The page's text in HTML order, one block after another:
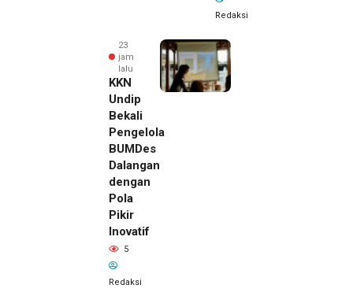
Redaksi
23
jam
lalu
KKN
Undip
Bekali
Pengelola
BUMDes
Dalangan
dengan
Pola
Pikir
Inovatif
5
Redaksi
23 jam lalu
Pemilik
Royal
Phone